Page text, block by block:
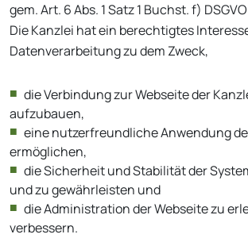
gem. Art. 6 Abs. 1 Satz 1 Buchst. f)
Die Kanzlei hat ein berechtigtes
Datenverarbeitung zu dem Zweck,
die Verbindung zur Webseite der
aufzubauen,
eine nutzerfreundliche Anwendung
ermöglichen,
die Sicherheit und Stabilität der
und zu gewährleisten und
die Administration der Webseite zu
verbessern.